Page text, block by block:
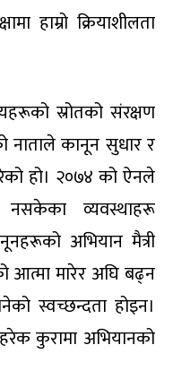
हाम्रो क्रियाशीलता
स्रोतको संरक्षण
नाताले कानून सुधार र
हो। २०७४ को ऐनले
व्यवस्थाहरू
अभियान मैत्री
आत्मा मारेर अघि बढ्न
स्वच्छन्दता होइन।
कुरामा अभियानको